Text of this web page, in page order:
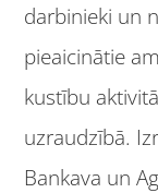
darbinieki un
pieaicinātie
kustību
uzraudzībā.
Bankava un